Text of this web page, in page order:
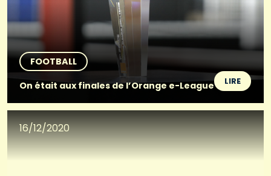
FOOTBALL
On était aux finales de l’Orange e-League
LIRE
16/12/2020